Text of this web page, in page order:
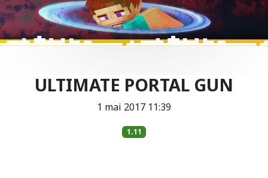
ULTIMATE PORTAL GUN
1 mai 2017 11:39
1.11